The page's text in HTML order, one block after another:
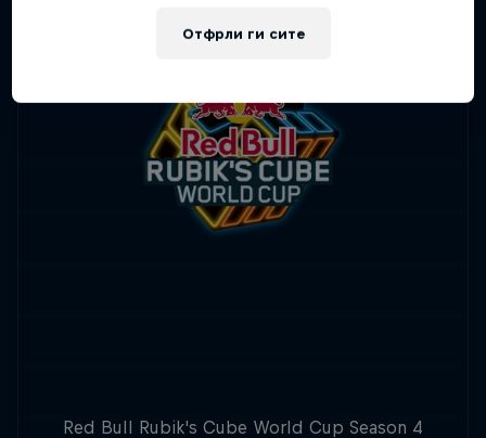
Red Bull Rubik's Cube World Cup Season 4
Отфрли ги сите